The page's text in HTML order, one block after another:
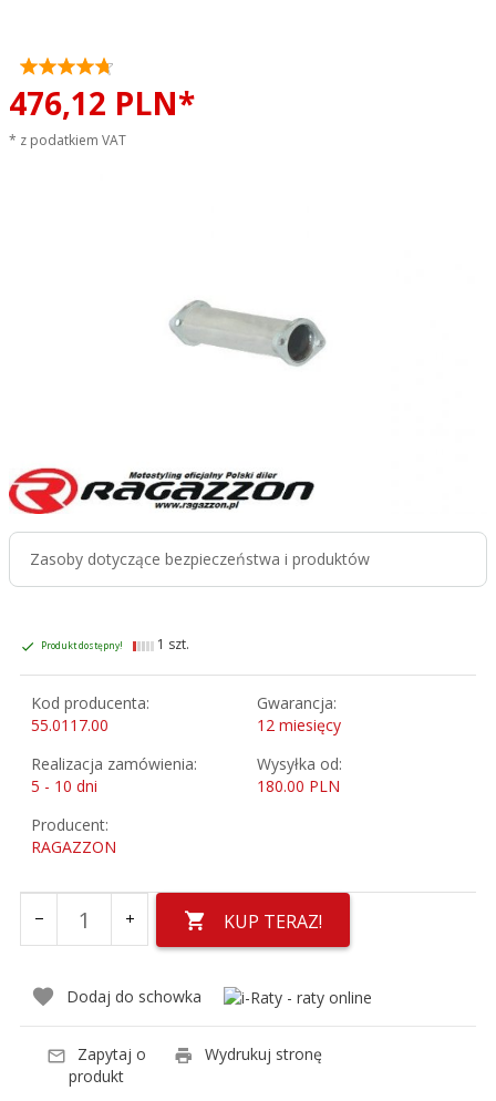
476,12 PLN*
* z podatkiem VAT
Zasoby dotyczące bezpieczeństwa i produktów
Produkt dostępny! 1 szt.
Kod producenta:
55.0117.00
Gwarancja:
12 miesięcy
Realizacja zamówienia:
5 - 10 dni
Wysyłka od:
180.00 PLN
Producent:
RAGAZZON
KUP TERAZ!
Dodaj do schowka
Zapytaj o
produkt
Wydrukuj stronę